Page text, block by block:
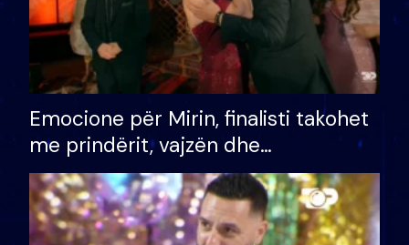
Emocione për Mirin, finalisti takohet
me prindërit, vajzën dhe
bashkëshorten: S’kemi ndonjë letër
divorci apo jo?